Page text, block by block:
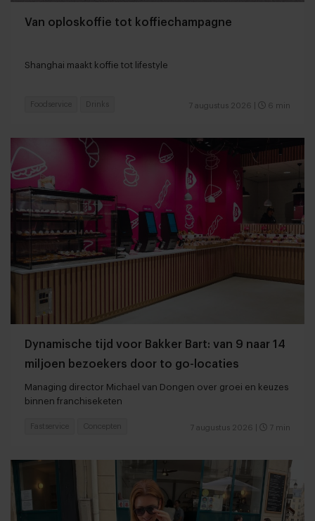
Van oploskoffie tot koffiechampagne
Shanghai maakt koffie tot lifestyle
7 augustus 2026 6 min
Foodservice Drinks
Dynamische tijd voor Bakker Bart: van 9 naar 14
miljoen bezoekers door to go-locaties
Managing director Michael van Dongen over groei en keuzes
binnen franchiseketen
7 augustus 2026 7 min
Fastservice Concepten